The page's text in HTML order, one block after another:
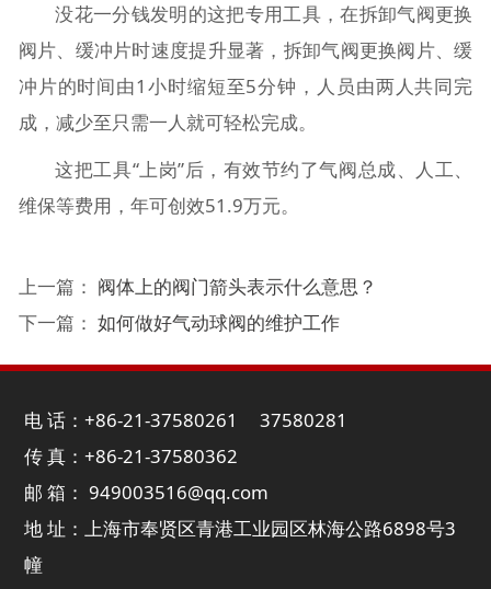
没花一分钱发明的这把专用工具，在拆卸气阀更换
阀片、缓冲片时速度提升显著，拆卸气阀更换阀片、缓
冲片的时间由1小时缩短至5分钟，人员由两人共同完
成，减少至只需一人就可轻松完成。
这把工具“上岗”后，有效节约了气阀总成、人工、
维保等费用，年可创效51.9万元。
上一篇： 阀体上的阀门箭头表示什么意思？
下一篇： 如何做好气动球阀的维护工作
电 话：+86-21-37580261 37580281
传 真：+86-21-37580362
邮 箱： 949003516@qq.com
地 址：上海市奉贤区青港工业园区林海公路6898号3
幢